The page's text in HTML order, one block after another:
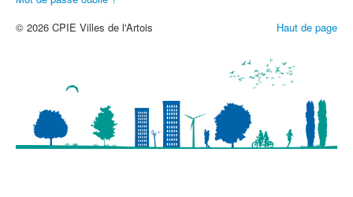
Haut de page
© 2026 CPIE Villes de l'Artois